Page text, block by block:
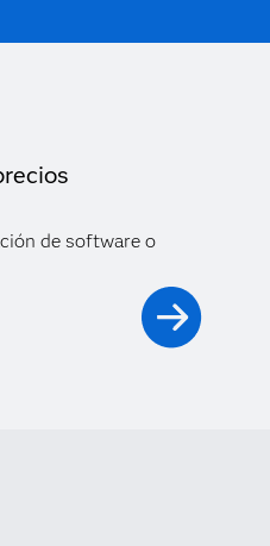
de software o